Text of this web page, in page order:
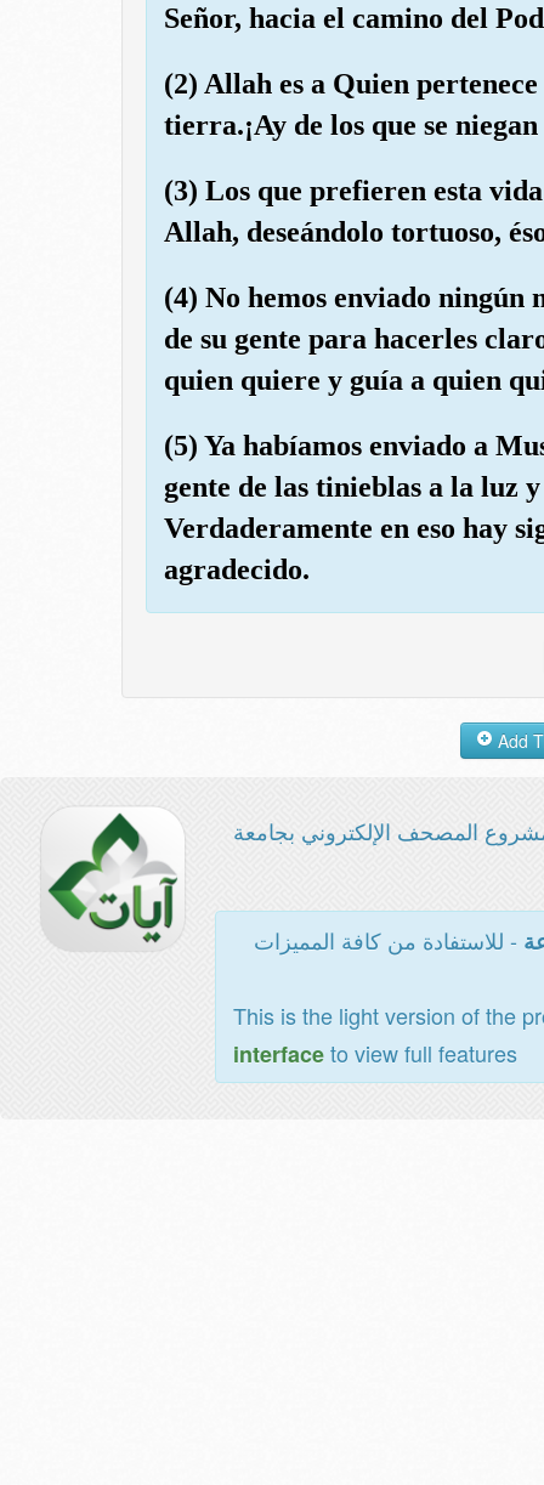
Señor, hacia el camino del
(2) Allah es a Quien
tierra.¡Ay de los que se
(3) Los que prefieren esta
Allah, deseándolo tortuoso,
(4) No hemos enviado ningún
de su gente para hacerles
quien quiere y guía a quien
(5) Ya habíamos enviado a
gente de las tinieblas a la luz
Verdaderamente en eso hay
agradecido.
المصحف الإلكتروني بجامعة
- للاستفادة من كافة المميزات
This is the light version of the
interfaceto view full features